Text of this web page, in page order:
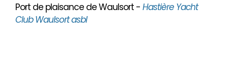
Port de plaisance de Waulsort - Hastière Yacht
Club Waulsort asbl